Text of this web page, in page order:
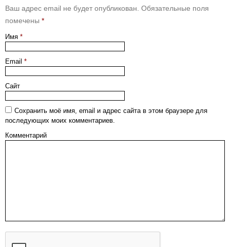
Ваш адрес email не будет опубликован. Обязательные поля
помечены *
Имя *
Email *
Сайт
Сохранить моё имя, email и адрес сайта в этом браузере для
последующих моих комментариев.
Комментарий